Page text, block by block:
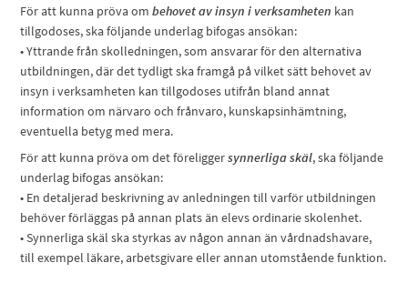
För att kunna pröva ombehovet av insyn i verksamheten kan
tillgodoses, ska följande underlag bifogas ansökan:
• Yttrande från skolledningen, som ansvarar för den alternativa
utbildningen, där det tydligt ska framgå på vilket sätt behovet av
insyn i verksamheten kan tillgodoses utifrån bland annat
information om närvaro och frånvaro, kunskapsinhämtning,
eventuella betyg med mera.
För att kunna pröva om det föreliggersynnerliga skäl, ska följande
underlag bifogas ansökan:
• En detaljerad beskrivning av anledningen till varför utbildningen
behöver förläggas på annan plats än elevs ordinarie skolenhet.
• Synnerliga skäl ska styrkas av någon annan än vårdnadshavare,
till exempel läkare, arbetsgivare eller annan utomstående funktion.